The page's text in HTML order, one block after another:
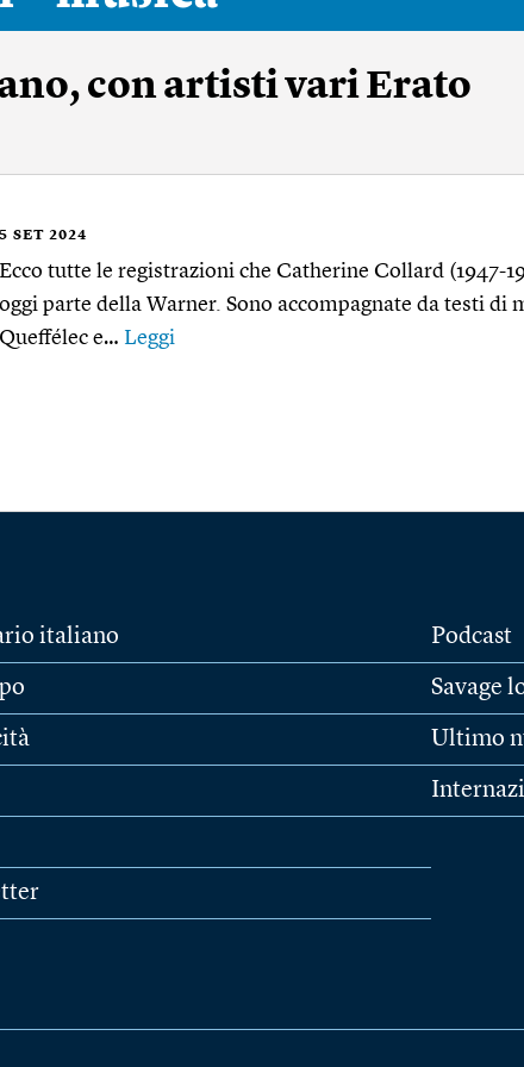
con artisti vari Erato
5 SET 2024
Ecco tutte le registrazioni che Catherine Collard (1947-
oggi parte della Warner. Sono accompagnate da testi di
Queffélec e… Leggi
italiano Podcast
Savage
Ultimo